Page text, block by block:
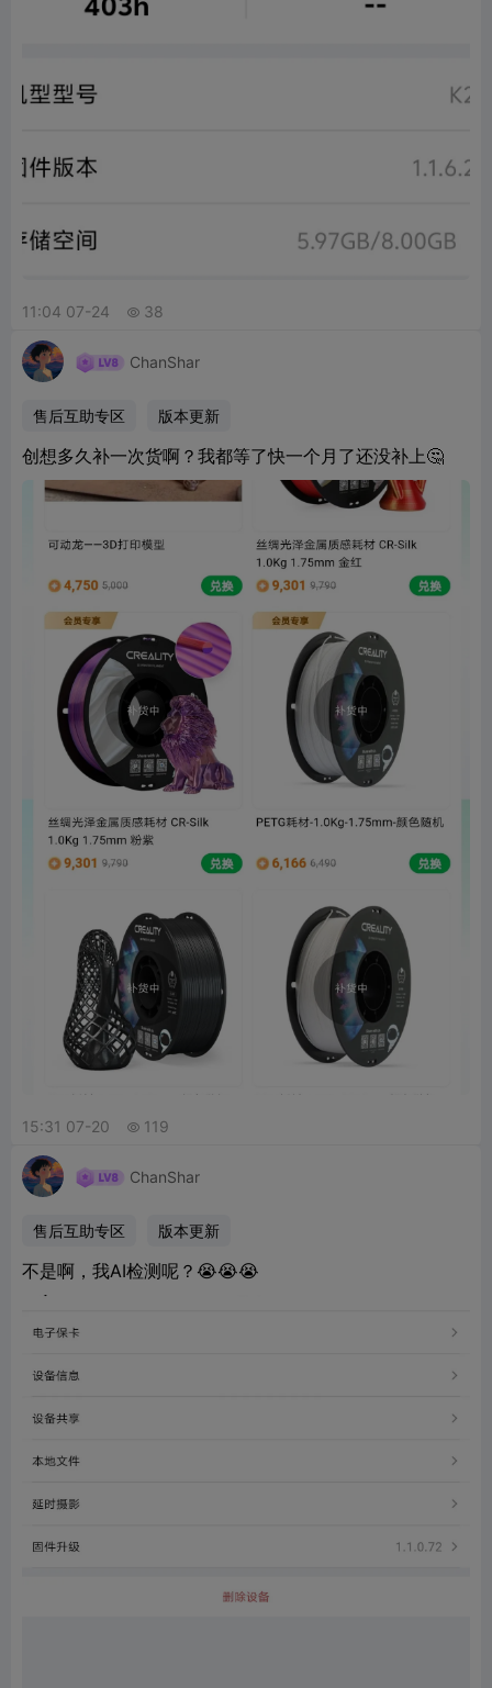
11:04 07-24  38
ChanShar
售后互助专区 版本更新
创想多久补一次货啊？我都等了快一个月了还没补上🤔
15:31 07-20  119
ChanShar
售后互助专区 版本更新
不是啊，我AI检测呢？😭😭😭